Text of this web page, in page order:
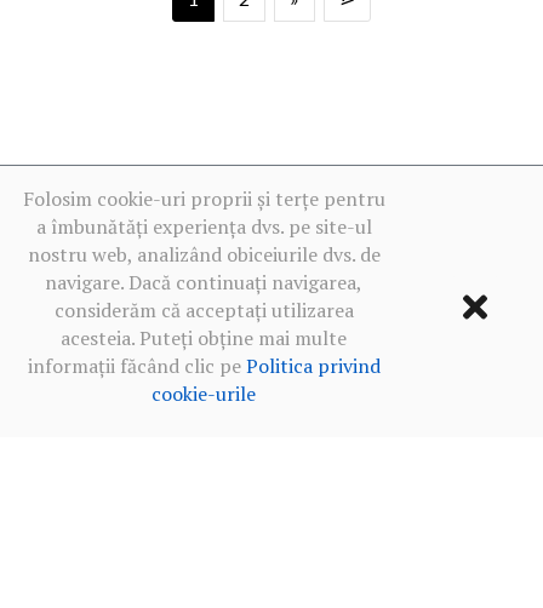
Folosim cookie-uri proprii și terțe pentru
a îmbunătăți experiența dvs. pe site-ul
nostru web, analizând obiceiurile dvs. de
navigare. Dacă continuați navigarea,
considerăm că acceptați utilizarea
acesteia. Puteți obține mai multe
informații făcând clic pePolitica privind
cookie-urile